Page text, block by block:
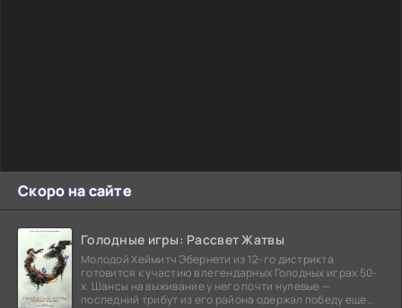
Скоро на сайте
Голодные игры: Рассвет Жатвы
Молодой Хеймитч Эбернети из 12-го дистрикта
готовится к участию в легендарных Голодных играх 50-
х. Шансы на выживание у него почти нулевые —
последний трибут из его района одержал победу еще